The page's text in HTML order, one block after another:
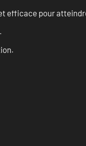
efficace pour